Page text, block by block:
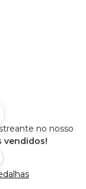
no nosso
vendidos!